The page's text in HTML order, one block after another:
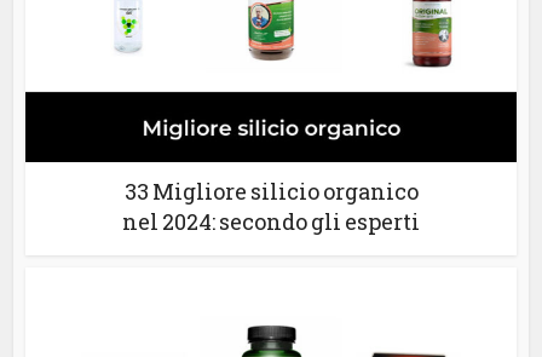
33 Migliore silicio organico
nel 2024: secondo gli esperti